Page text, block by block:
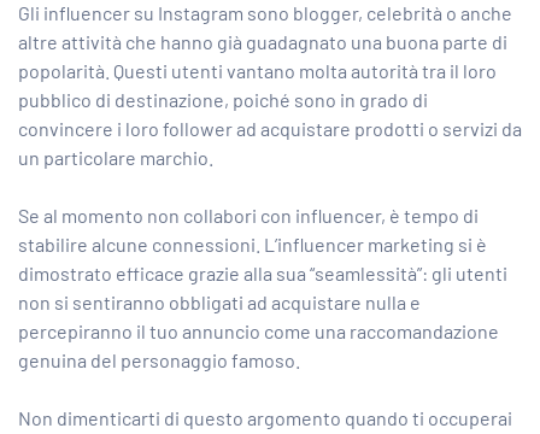
Gli influencer su Instagram sono blogger, celebrità o anche
altre attività che hanno già guadagnato una buona parte di
popolarità. Questi utenti vantano molta autorità tra il loro
pubblico di destinazione, poiché sono in grado di
convincere i loro follower ad acquistare prodotti o servizi da
un particolare marchio.
Se al momento non collabori con influencer, è tempo di
stabilire alcune connessioni. L’influencer marketing si è
dimostrato efficace grazie alla sua “seamlessità”: gli utenti
non si sentiranno obbligati ad acquistare nulla e
percepiranno il tuo annuncio come una raccomandazione
genuina del personaggio famoso.
Non dimenticarti di questo argomento quando ti occuperai